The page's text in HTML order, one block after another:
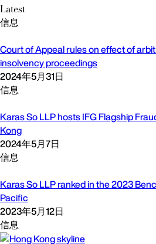
Latest
信息
Court of Appeal rules on effect of
insolvency proceedings
2024年5月31日
信息
Karas So LLP hosts IFG Flagship
Kong
2024年5月7日
信息
Karas So LLP ranked in the 2023
Pacific
2023年5月12日
信息